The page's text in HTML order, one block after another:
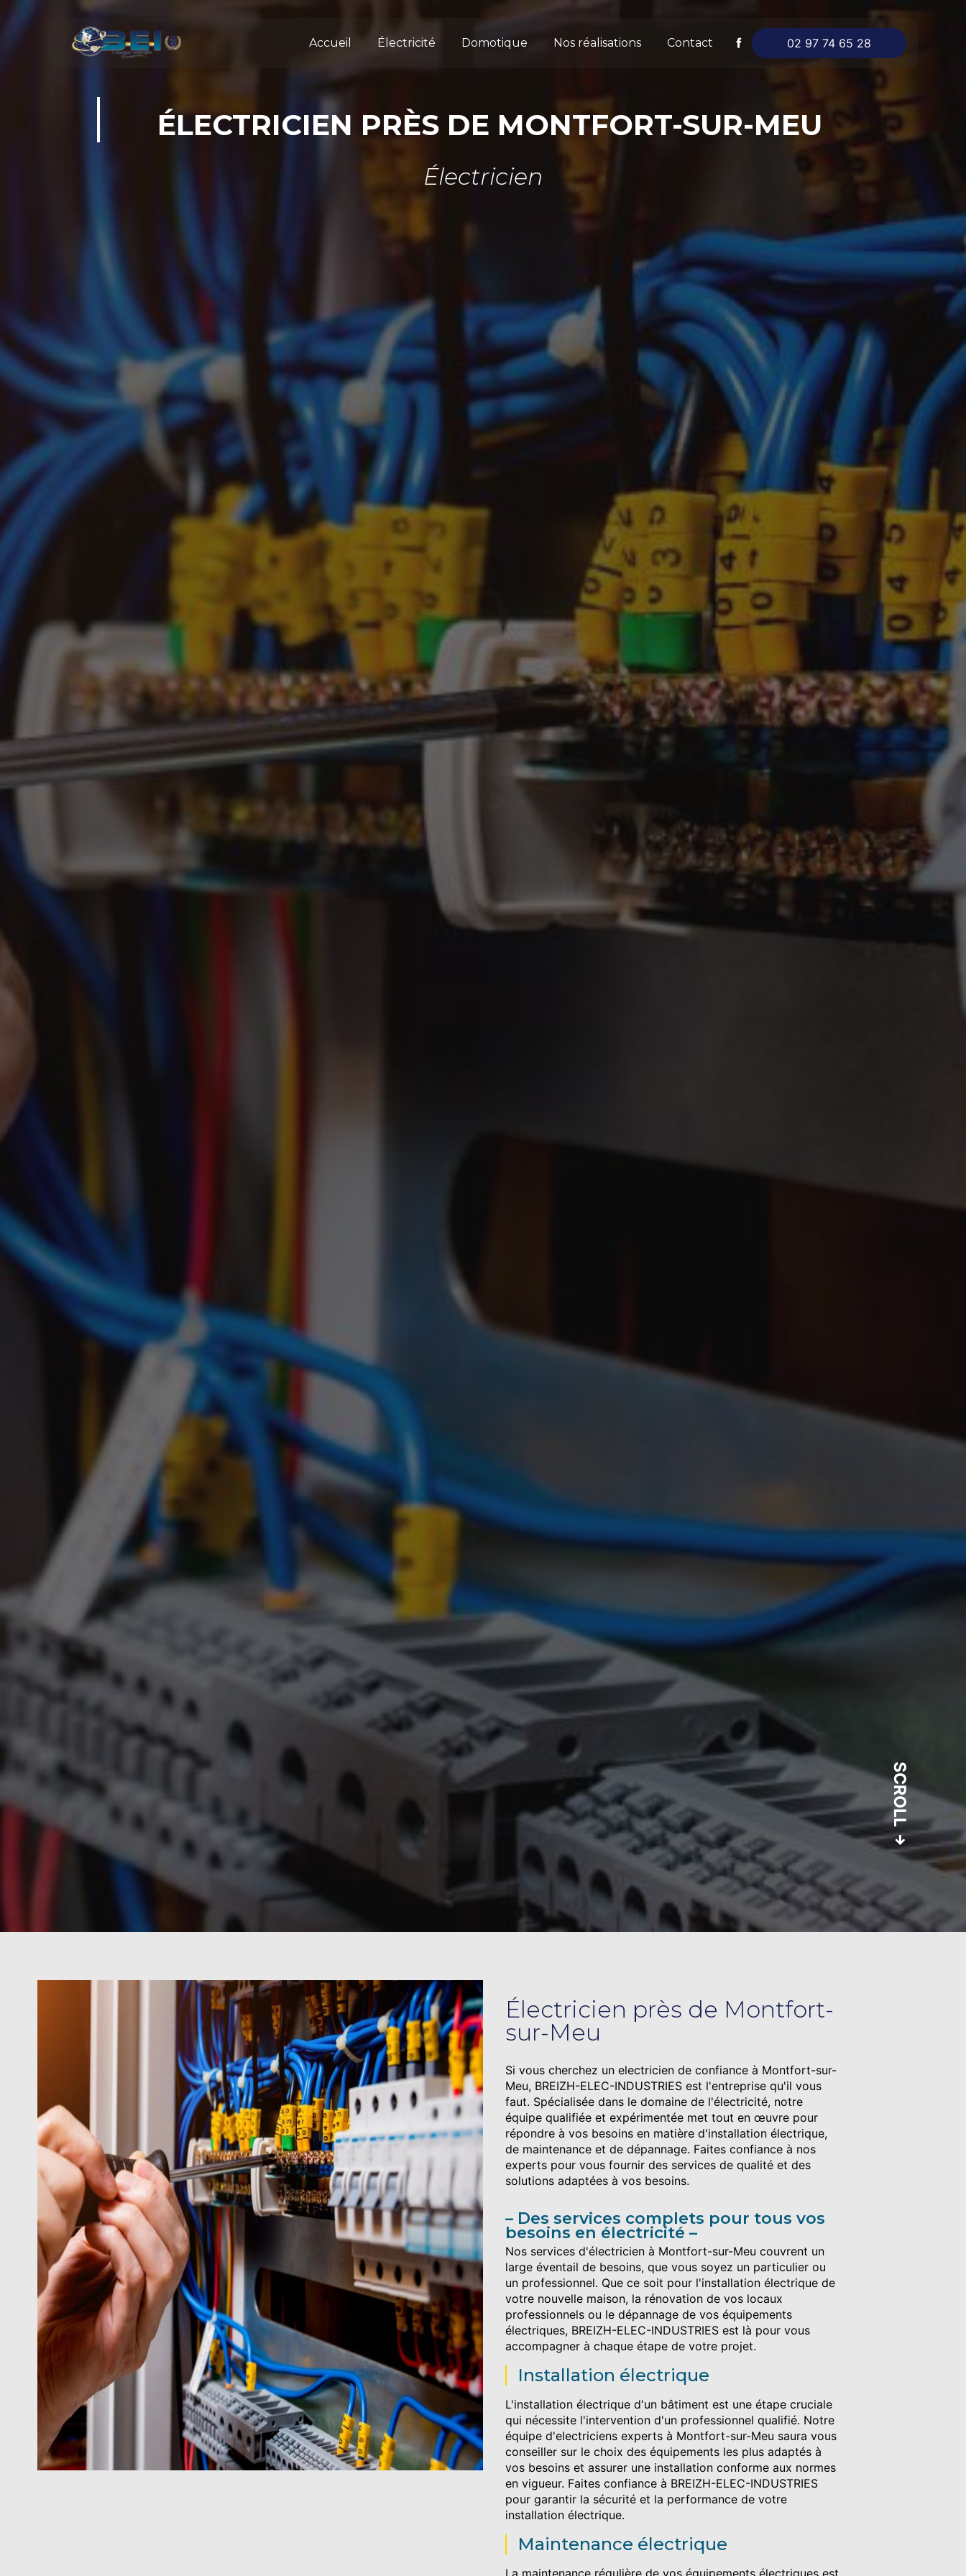
Accueil Électricité Domotique Nos réalisations Contact 02 97 74 65 28
ÉLECTRICIEN PRÈS DE MONTFORT-SUR-MEU
Électricien
SCROLL
Électricien près de Montfort-
sur-Meu
Si vous cherchez un electricien de confiance à Montfort-sur-
Meu, BREIZH-ELEC-INDUSTRIES est l'entreprise qu'il vous
faut. Spécialisée dans le domaine de l'électricité, notre
équipe qualifiée et expérimentée met tout en œuvre pour
répondre à vos besoins en matière d'installation électrique,
de maintenance et de dépannage. Faites confiance à nos
experts pour vous fournir des services de qualité et des
solutions adaptées à vos besoins.
Des services complets pour tous vos
besoins en électricité
Nos services d'électricien à Montfort-sur-Meu couvrent un
large éventail de besoins, que vous soyez un particulier ou
un professionnel. Que ce soit pour l'installation électrique de
votre nouvelle maison, la rénovation de vos locaux
professionnels ou le dépannage de vos équipements
électriques, BREIZH-ELEC-INDUSTRIES est là pour vous
accompagner à chaque étape de votre projet.
Installation électrique
L'installation électrique d'un bâtiment est une étape cruciale
qui nécessite l'intervention d'un professionnel qualifié. Notre
équipe d'electriciens experts à Montfort-sur-Meu saura vous
conseiller sur le choix des équipements les plus adaptés à
vos besoins et assurer une installation conforme aux normes
en vigueur. Faites confiance à BREIZH-ELEC-INDUSTRIES
pour garantir la sécurité et la performance de votre
installation électrique.
Maintenance électrique
La maintenance régulière de vos équipements électriques est
Panneau de gestion des cookies